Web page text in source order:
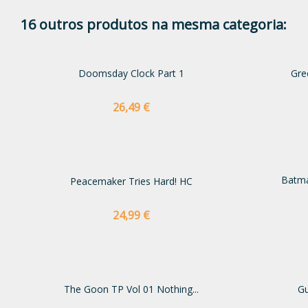
16 outros produtos na mesma categoria:
Doomsday Clock Part 1
Preço
26,49 €
Peacemaker Tries Hard! HC
Preço
24,99 €
The Goon TP Vol 01 Nothing...